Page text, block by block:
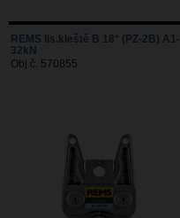
REMS lis.kleště B 18* (PZ-2B) A1-
32kN
Obj.č. 570855